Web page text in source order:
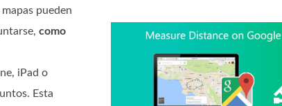
pueden
como
iPad o
Esta